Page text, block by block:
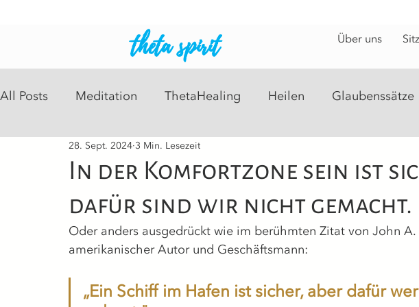
theta spirit Über uns
All Posts Meditation ThetaHealing Heilen Glaubenssätze
Intuitive Readings Psychosomatisch
In der Komfortzone sein ist
dafür sind wir nicht gemacht.
28. Sept. 2024 3 Min. Lesezeit
Oder anders ausgedrückt wie im berühmten Zitat von John
amerikanischer Autor und Geschäftsmann:
„Ein Schiff im Hafen ist sicher, aber dafür